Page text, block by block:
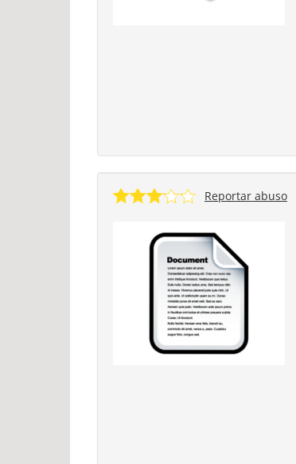
Reportar abuso